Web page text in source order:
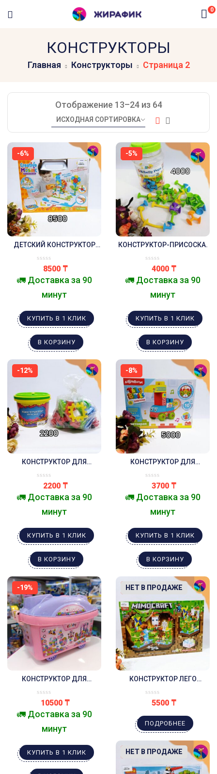
0
КОНСТРУКТОРЫ
Главная Конструкторы Страница 2
Отображение 13–24 из 64
-6%
ДЕТСКИЙ КОНСТРУКТОР
ШУРУПОВЕРТОМ НА
БАТАРЕЙКАХ CREATIVE
MAGIC PANEL 237
8500 ₸
🚛 Доставка за 90
минут
КУПИТЬ В 1 КЛИК
В КОРЗИНУ
-5%
КОНСТРУКТОР-ПРИСОСКА.
4000 ₸
🚛 Доставка за 90
минут
КУПИТЬ В 1 КЛИК
В КОРЗИНУ
-12%
КОНСТРУКТОР ДЛЯ
2200 ₸
🚛 Доставка за 90
минут
КУПИТЬ В 1 КЛИК
В КОРЗИНУ
-8%
КОНСТРУКТОР ДЛЯ
3700 ₸
🚛 Доставка за 90
минут
КУПИТЬ В 1 КЛИК
В КОРЗИНУ
-19%
КОНСТРУКТОР ДЛЯ
КОЛЕСАХ
10500 ₸
🚛 Доставка за 90
минут
КУПИТЬ В 1 КЛИК
-10%
НЕТ В ПРОДАЖЕ
КОНСТРУКТОР ЛЕГО
MYWORLD 330 ДЕТАЛЕЙ
5500 ₸
ПОДРОБНЕЕ
-10%
НЕТ В ПРОДАЖЕ